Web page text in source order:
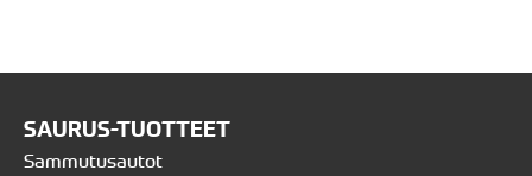
SAURUS-TUOTTEET
Sammutusautot